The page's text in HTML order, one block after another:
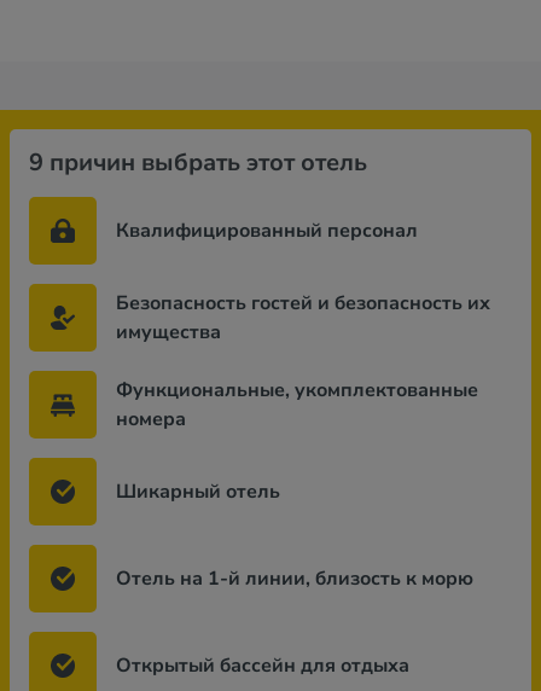
9 причин выбрать этот отель
Квалифицированный персонал
Безопасность гостей и безопасность их
имущества
Функциональные, укомплектованные
номера
Шикарный отель
Отель на 1-й линии, близость к морю
Открытый бассейн для отдыха